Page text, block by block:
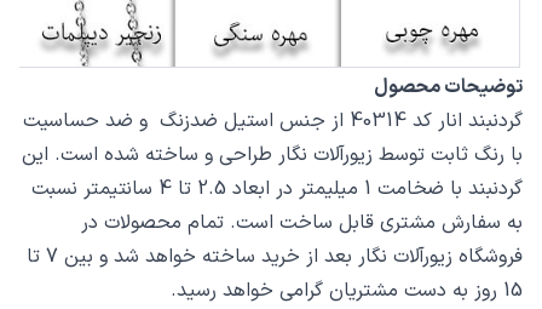
توضیحات محصول
گردنبند انار کد 40314 از جنس استیل ضدزنگ و ضد حساسیت
با رنگ ثابت توسط زیورآلات نگار طراحی و ساخته شده است. این
گردنبند با ضخامت 1 میلیمتر در ابعاد 2.5 تا 4 سانتیمتر نسبت
به سفارش مشتری قابل ساخت است. تمام محصولات در
فروشگاه زیورآلات نگار بعد از خرید ساخته خواهد شد و بین 7 تا
15 روز به دست مشتریان گرامی خواهد رسید.